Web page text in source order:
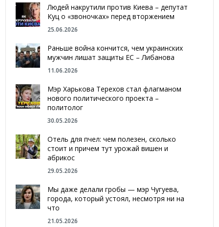
Людей накрутили против Киева – депутат
Куц о «звоночках» перед вторжением
25.06.2026
Раньше война кончится, чем украинских
мужчин лишат защиты ЕС – Либанова
11.06.2026
Мэр Харькова Терехов стал флагманом
нового политического проекта –
политолог
30.05.2026
Отель для пчел: чем полезен, сколько
стоит и причем тут урожай вишен и
абрикос
29.05.2026
Мы даже делали гробы — мэр Чугуева,
города, который устоял, несмотря ни на
что
21.05.2026